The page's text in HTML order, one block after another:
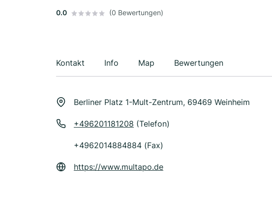
0.0 (0 Bewertungen)
Kontakt Info Map Bewertungen
Berliner Platz 1-Mult-Zentrum, 69469 Weinheim
+496201181208 (Telefon)
+4962014884884 (Fax)
https://www.multapo.de